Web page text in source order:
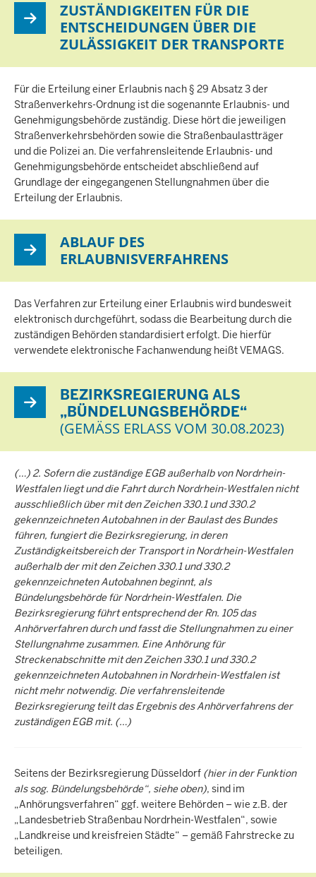
ZUSTÄNDIGKEITEN FÜR DIE
ENTSCHEIDUNGEN ÜBER DIE
ZULÄSSIGKEIT DER TRANSPORTE
Für die Erteilung einer Erlaubnis nach § 29 Absatz 3 der
Straßenverkehrs-Ordnung ist die sogenannte Erlaubnis- und
Genehmigungsbehörde zuständig. Diese hört die jeweiligen
Straßenverkehrsbehörden sowie die Straßenbaulastträger
und die Polizei an. Die verfahrensleitende Erlaubnis- und
Genehmigungsbehörde entscheidet abschließend auf
Grundlage der eingegangenen Stellungnahmen über die
Erteilung der Erlaubnis.
ABLAUF DES
ERLAUBNISVERFAHRENS
Das Verfahren zur Erteilung einer Erlaubnis wird bundesweit
elektronisch durchgeführt, sodass die Bearbeitung durch die
zuständigen Behörden standardisiert erfolgt. Die hierfür
verwendete elektronische Fachanwendung heißt VEMAGS.
BEZIRKSREGIERUNG ALS
„BÜNDELUNGSBEHÖRDE“
(GEMÄSS ERLASS VOM 30.08.2023)
(…) 2. Sofern die zuständige EGB außerhalb von Nordrhein-
Westfalen liegt und die Fahrt durch Nordrhein-Westfalen nicht
ausschließlich über mit den Zeichen 330.1 und 330.2
gekennzeichneten Autobahnen in der Baulast des Bundes
führen, fungiert die Bezirksregierung, in deren
Zuständigkeitsbereich der Transport in Nordrhein-Westfalen
außerhalb der mit den Zeichen 330.1 und 330.2
gekennzeichneten Autobahnen beginnt, als
Bündelungsbehörde für Nordrhein-Westfalen. Die
Bezirksregierung führt entsprechend der Rn. 105 das
Anhörverfahren durch und fasst die Stellungnahmen zu einer
Stellungnahme zusammen. Eine Anhörung für
Streckenabschnitte mit den Zeichen 330.1 und 330.2
gekennzeichneten Autobahnen in Nordrhein-Westfalen ist
nicht mehr notwendig. Die verfahrensleitende
Bezirksregierung teilt das Ergebnis des Anhörverfahrens der
zuständigen EGB mit. (…)
Seitens der Bezirksregierung Düsseldorf (hier in der Funktion
als sog. Bündelungsbehörde“, siehe oben), sind im
„Anhörungsverfahren“ ggf. weitere Behörden – wie z.B. der
„Landesbetrieb Straßenbau Nordrhein-Westfalen“, sowie
„Landkreise und kreisfreien Städte“ – gemäß Fahrstrecke zu
beteiligen.